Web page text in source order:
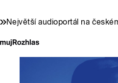
Největší audioportál na